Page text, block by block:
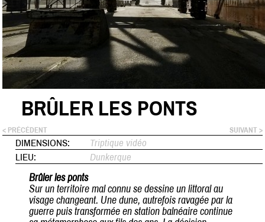
BRÛLER LES PONTS
< PRÉCÉDENT SUIVANT >
DIMENSIONS:
Triptique vidéo
LIEU:
Dunkerque
Brûler les ponts
Sur un territoire mal connu se dessine un littoral au
visage changeant. Une dune, autrefois ravagée par la
guerre puis transformée en station balnéaire continue